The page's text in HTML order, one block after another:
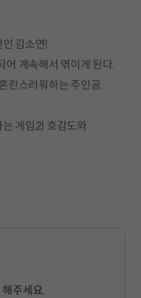
김소연!
계속해서 엮이게 된다.
란스러워하는 주인공.
게임2) 호감도와
해주세요.